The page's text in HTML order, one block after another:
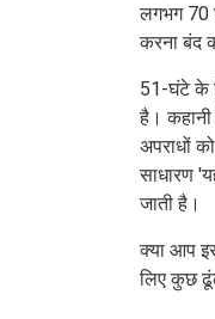
लगभग 70
करना बंद
51-घंटे के
है।
अपराधों
साधारण
जाती है।
क्या आप
लिए कुछ